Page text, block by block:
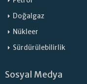
Doğalgaz
Nükleer
Sürdürülebilirlik
Sosyal Medya